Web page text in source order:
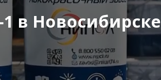
в Новосибирске